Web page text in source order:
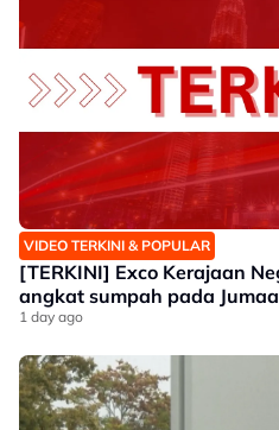
VIDEO TERKINI & POPULAR
[TERKINI] Exco Kerajaan
angkat sumpah pada
1 day ago